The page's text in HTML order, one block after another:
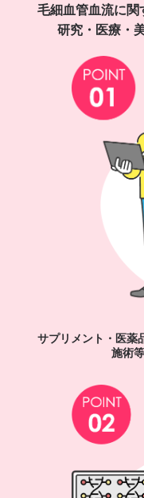
毛細血管血流に関
研究・医療・
サプリメント・医薬
施術